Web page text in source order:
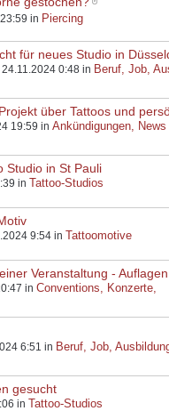
in Piercing
für neues Studio in
24.11.2024 0:48 in Beruf, Job,
über Tattoos und
19:59 in Ankündigungen, News
Studio in St Pauli
in Tattoo-Studios
9:54 in Tattoomotive
Veranstaltung - Auflagen
in Conventions, Konzerte,
6:51 in Beruf, Job,
gesucht
in Tattoo-Studios